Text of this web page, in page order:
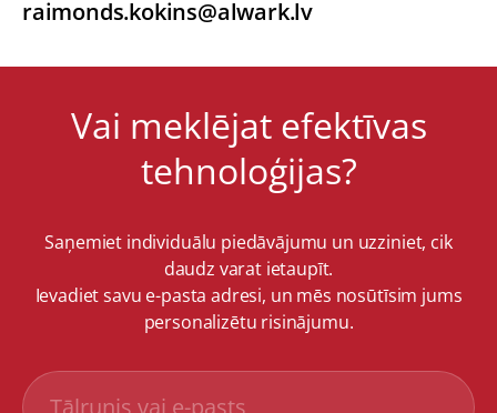
raimonds.kokins@alwark.lv
Vai meklējat efektīvas
tehnoloģijas?
Saņemiet individuālu piedāvājumu un uzziniet, cik
daudz varat ietaupīt.
Ievadiet savu e-pasta adresi, un mēs nosūtīsim jums
personalizētu risinājumu.